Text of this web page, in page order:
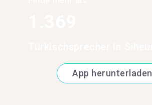
App herunterladen